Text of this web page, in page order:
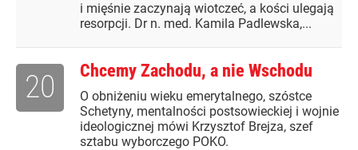
i mięśnie zaczynają wiotczeć, a kości ulegają
resorpcji. Dr n. med. Kamila Padlewska,...
Chcemy Zachodu, a nie Wschodu
O obniżeniu wieku emerytalnego, szóstce
Schetyny, mentalności postsowieckiej i wojnie
ideologicznej mówi Krzysztof Brejza, szef
sztabu wyborczego POKO.
20